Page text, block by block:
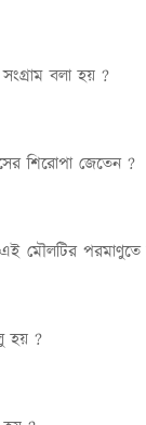
বলা হয় ?
শিরোপা জেতেন ?
মৌলটির পরমাণুতে
হয় ?